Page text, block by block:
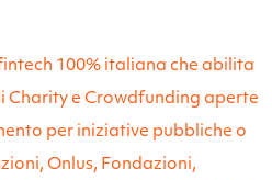
100% italiana che abilita
Charity e Crowdfunding aperte
per iniziative pubbliche o
Onlus, Fondazioni,